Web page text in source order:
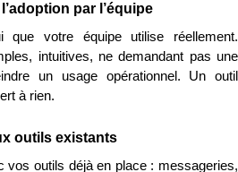
par l’équipe
que votre équipe utilise réellement.
intuitives, ne demandant pas une
un usage opérationnel. Un outil
à rien.
outils existants
vos outils déjà en place : messageries,